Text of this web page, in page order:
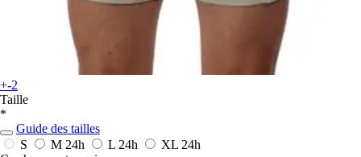
+-2
Taille
*
Guide des tailles
S
M 24h L 24h XL 24h